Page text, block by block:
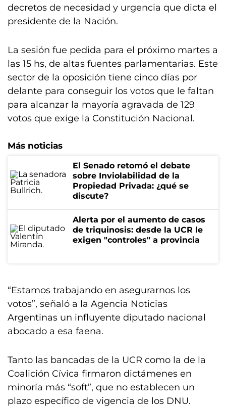
decretos de necesidad y urgencia que dicta el
presidente de la Nación.
La sesión fue pedida para el próximo martes a
las 15 hs, de altas fuentes parlamentarias. Este
sector de la oposición tiene cinco días por
delante para conseguir los votos que le faltan
para alcanzar la mayoría agravada de 129
votos que exige la Constitución Nacional.
Más noticias
El Senado retomó el debate
sobre Inviolabilidad de la
Propiedad Privada: ¿qué se
discute?
Alerta por el aumento de casos
de triquinosis: desde la UCR le
exigen "controles" a provincia
“Estamos trabajando en asegurarnos los
votos”, señaló a la Agencia Noticias
Argentinas un influyente diputado nacional
abocado a esa faena.
Tanto las bancadas de la UCR como la de la
Coalición Cívica firmaron dictámenes en
minoría más “soft”, que no establecen un
plazo específico de vigencia de los DNU.